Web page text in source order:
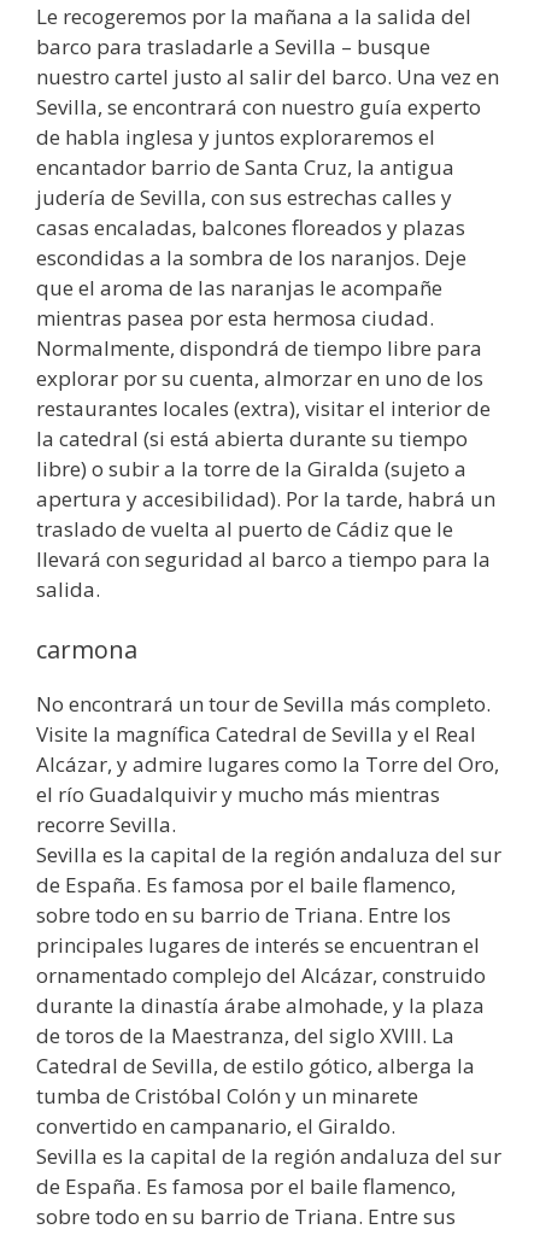
Le recogeremos por la mañana a la salida del
barco para trasladarle a Sevilla – busque
nuestro cartel justo al salir del barco. Una vez en
Sevilla, se encontrará con nuestro guía experto
de habla inglesa y juntos exploraremos el
encantador barrio de Santa Cruz, la antigua
judería de Sevilla, con sus estrechas calles y
casas encaladas, balcones floreados y plazas
escondidas a la sombra de los naranjos. Deje
que el aroma de las naranjas le acompañe
mientras pasea por esta hermosa ciudad.
Normalmente, dispondrá de tiempo libre para
explorar por su cuenta, almorzar en uno de los
restaurantes locales (extra), visitar el interior de
la catedral (si está abierta durante su tiempo
libre) o subir a la torre de la Giralda (sujeto a
apertura y accesibilidad). Por la tarde, habrá un
traslado de vuelta al puerto de Cádiz que le
llevará con seguridad al barco a tiempo para la
salida.
carmona
No encontrará un tour de Sevilla más completo.
Visite la magnífica Catedral de Sevilla y el Real
Alcázar, y admire lugares como la Torre del Oro,
el río Guadalquivir y mucho más mientras
recorre Sevilla.
Sevilla es la capital de la región andaluza del sur
de España. Es famosa por el baile flamenco,
sobre todo en su barrio de Triana. Entre los
principales lugares de interés se encuentran el
ornamentado complejo del Alcázar, construido
durante la dinastía árabe almohade, y la plaza
de toros de la Maestranza, del siglo XVIII. La
Catedral de Sevilla, de estilo gótico, alberga la
tumba de Cristóbal Colón y un minarete
convertido en campanario, el Giraldo.
Sevilla es la capital de la región andaluza del sur
de España. Es famosa por el baile flamenco,
sobre todo en su barrio de Triana. Entre sus